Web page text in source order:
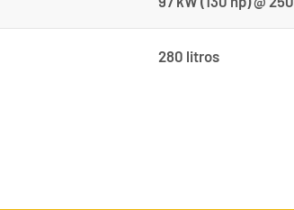
280 litros